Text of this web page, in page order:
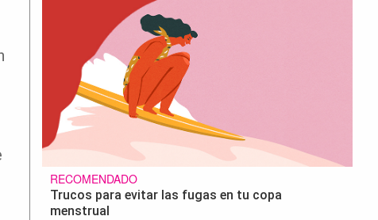
RECOMENDADO
Trucos para evitar las fugas en tu copa
menstrual